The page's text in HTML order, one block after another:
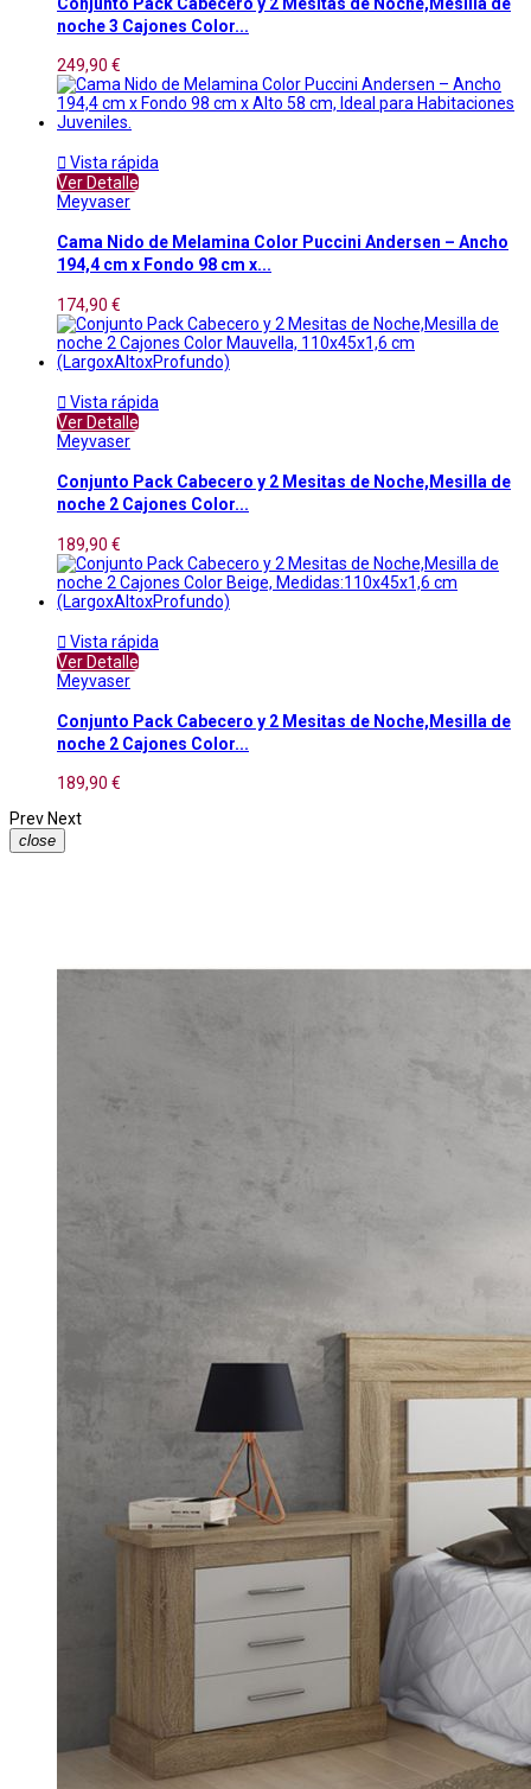
noche 3 Cajones Color...
249,90 €
 Vista rápida
Ver Detalle
Meyvaser
Cama Nido de Melamina Color Puccini Andersen – Ancho
194,4 cm x Fondo 98 cm x...
174,90 €
 Vista rápida
Ver Detalle
Meyvaser
Conjunto Pack Cabecero y 2 Mesitas de Noche,Mesilla de
noche 2 Cajones Color...
189,90 €
 Vista rápida
Ver Detalle
Meyvaser
Conjunto Pack Cabecero y 2 Mesitas de Noche,Mesilla de
noche 2 Cajones Color...
189,90 €
Prev Next
close